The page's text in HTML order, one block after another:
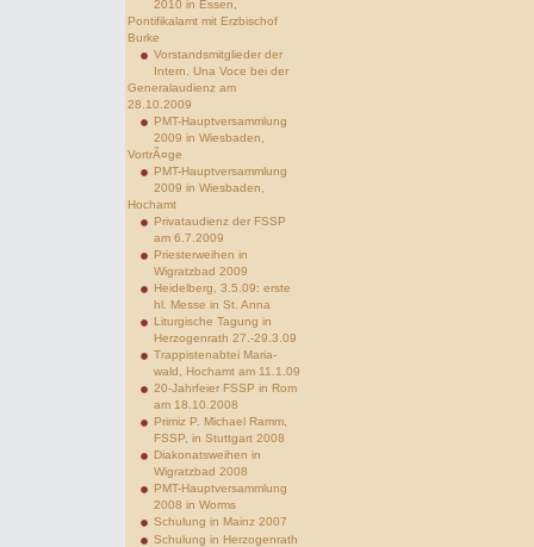
2010 in Essen,
Pontifikalamt mit Erzbischof
Burke
Vorstandsmitglieder der
Intern. Una Voce bei der
Generalaudienz am
28.10.2009
PMT-Hauptversammlung
2009 in Wiesbaden,
VortrÃ¤ge
PMT-Hauptversammlung
2009 in Wiesbaden,
Hochamt
Privataudienz der FSSP
am 6.7.2009
Priesterweihen in
Wigratzbad 2009
Heidelberg, 3.5.09: erste
hl. Messe in St. Anna
Liturgische Tagung in
Herzogenrath 27.-29.3.09
Trappistenabtei Maria-
wald, Hochamt am 11.1.09
20-Jahrfeier FSSP in Rom
am 18.10.2008
Primiz P. Michael Ramm,
FSSP, in Stuttgart 2008
Diakonatsweihen in
Wigratzbad 2008
PMT-Hauptversammlung
2008 in Worms
Schulung in Mainz 2007
Schulung in Herzogenrath